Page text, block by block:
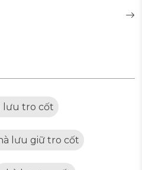
lưu tro cốt
lưu giữ tro cốt